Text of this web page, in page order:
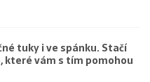
tuky i ve spánku. Stačí
které vám s tím pomohou